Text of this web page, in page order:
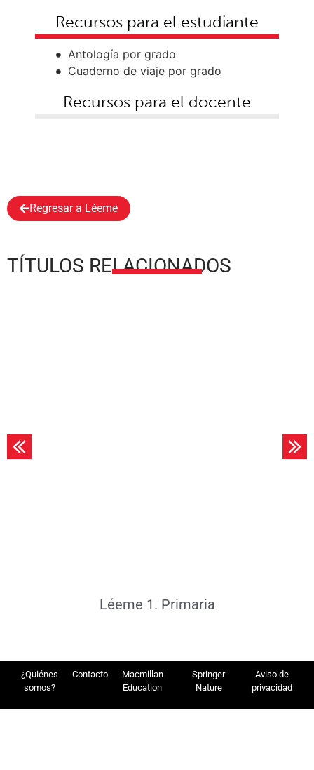
Recursos para el estudiante
Recursos para el docente
Antología por grado
Cuaderno de viaje por grado
Regresar a Léeme
TÍTULOS RELACIONADOS
Léeme 1. Primaria
¿Quiénes
somos?
Contacto
Macmillan
Education
Springer
Nature
Aviso de
privacidad